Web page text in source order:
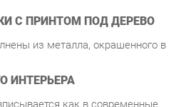
так и в классические
и устойчивости к
в таких местах: